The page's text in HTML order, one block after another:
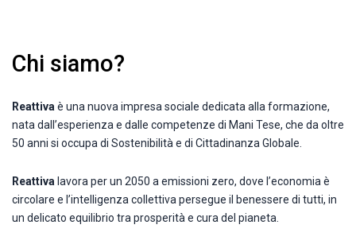
Chi siamo?
Reattiva è una nuova impresa sociale dedicata alla formazione,
nata dall’esperienza e dalle competenze di Mani Tese, che da oltre
50 anni si occupa di Sostenibilità e di Cittadinanza Globale.
Reattiva lavora per un 2050 a emissioni zero, dove l’economia è
circolare e l’intelligenza collettiva persegue il benessere di tutti, in
un delicato equilibrio tra prosperità e cura del pianeta.